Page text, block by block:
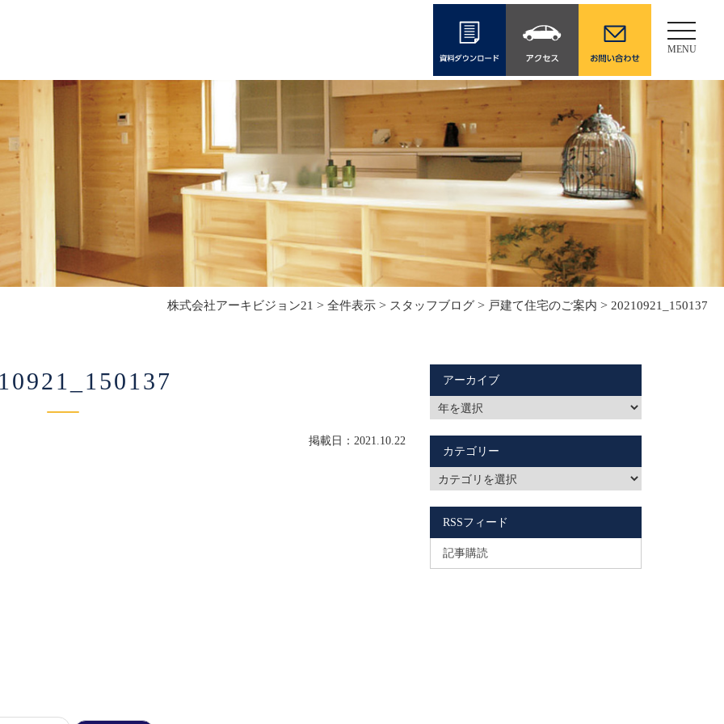
Toggle
MENU
株式会社アーキビジョン21 > 全件表示 > スタッフブログ > 戸建て住宅のご案内 > 20210921_150137
掲載日：2021.10.22
アーカイブ
カテゴリー
RSSフィード
記事購読